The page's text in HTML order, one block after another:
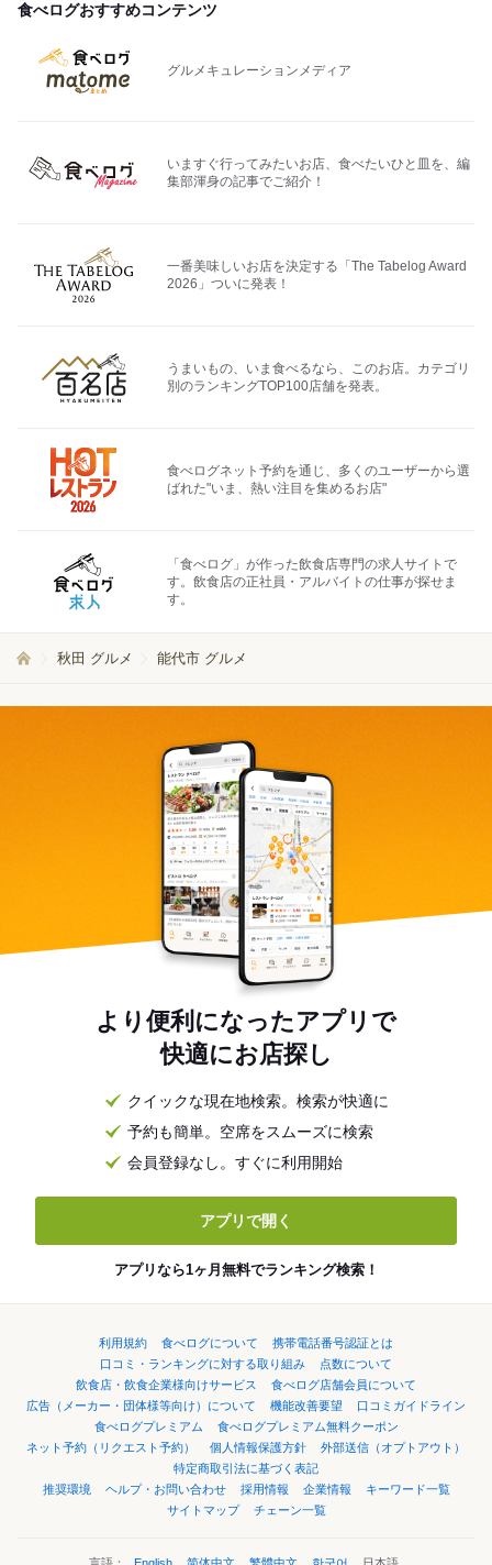
食べログおすすめコンテンツ
グルメキュレーションメディア
いますぐ行ってみたいお店、食べたいひと皿を、編
集部渾身の記事でご紹介！
一番美味しいお店を決定する「The Tabelog Award
2026」ついに発表！
うまいもの、いま食べるなら、このお店。カテゴリ
別のランキングTOP100店舗を発表。
食べログネット予約を通じ、多くのユーザーから選
ばれた"いま、熱い注目を集めるお店"
「食べログ」が作った飲食店専門の求人サイトで
す。飲食店の正社員・アルバイトの仕事が探せま
す。
秋田 グルメ 能代市 グルメ
より便利になったアプリで
快適にお店探し
クイックな現在地検索。検索が快適に
予約も簡単。空席をスムーズに検索
会員登録なし。すぐに利用開始
アプリで開く
アプリなら1ヶ月無料でランキング検索！
利用規約 食べログについて
携帯電話番号認証とは
口コミ・ランキングに対する取り組み
点数について
飲食店・飲食企業様向けサービス
食べログ店舗会員について
広告（メーカー・団体様等向け）について
機能改善要望
口コミガイドライン
食べログプレミアム
食べログプレミアム無料クーポン
ネット予約（リクエスト予約）
個人情報保護方針
外部送信（オプトアウト）
特定商取引法に基づく表記
推奨環境
ヘルプ・お問い合わせ 採用情報 企業情報
キーワード一覧
サイトマップ
チェーン一覧